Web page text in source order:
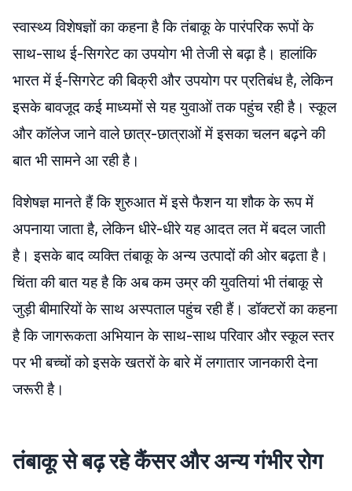
स्वास्थ्य विशेषज्ञों का कहना है कि तंबाकू के पारंपरिक रूपों के
साथ-साथ ई-सिगरेट का उपयोग भी तेजी से बढ़ा है। हालांकि
भारत में ई-सिगरेट की बिक्री और उपयोग पर प्रतिबंध है, लेकिन
इसके बावजूद कई माध्यमों से यह युवाओं तक पहुंच रही है। स्कूल
और कॉलेज जाने वाले छात्र-छात्राओं में इसका चलन बढ़ने की
बात भी सामने आ रही है।
विशेषज्ञ मानते हैं कि शुरुआत में इसे फैशन या शौक के रूप में
अपनाया जाता है, लेकिन धीरे-धीरे यह आदत लत में बदल जाती
है। इसके बाद व्यक्ति तंबाकू के अन्य उत्पादों की ओर बढ़ता है।
चिंता की बात यह है कि अब कम उम्र की युवतियां भी तंबाकू से
जुड़ी बीमारियों के साथ अस्पताल पहुंच रही हैं। डॉक्टरों का कहना
है कि जागरूकता अभियान के साथ-साथ परिवार और स्कूल स्तर
पर भी बच्चों को इसके खतरों के बारे में लगातार जानकारी देना
जरूरी है।
तंबाकू से बढ़ रहे कैंसर और अन्य गंभीर रोग